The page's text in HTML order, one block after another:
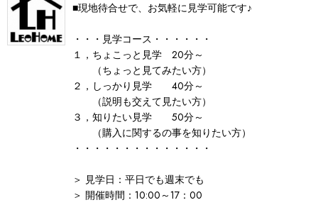
■現地待合せで、お気軽に見学可能です♪
・・・見学コース・・・・・・
１，ちょこっと見学 20分～
（ちょっと見てみたい方）
２，しっかり見学 40分～
（説明も交えて見たい方）
３，知りたい見学 50分～
（購入に関するの事を知りたい方）
・・・・・・・・・・・・・・
＞ 見学日：平日でも週末でも
＞ 開催時間：10:00～17：00